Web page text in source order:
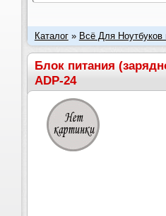
Каталог» Всё Для Ноутбуков
Ток: 20V 12A 240W, штекер
Блок питания
ADP-24